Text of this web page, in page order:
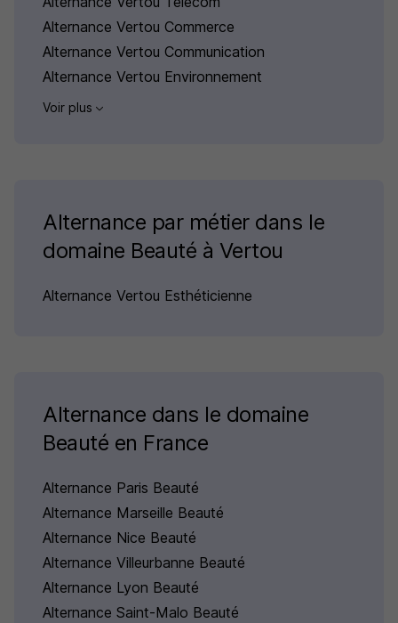
Alternance Vertou Commerce
Alternance Vertou Communication
Alternance Vertou Environnement
Voir plus
Alternance par métier dans le
domaine Beauté à Vertou
Alternance Vertou Esthéticienne
Alternance dans le domaine
Beauté en France
Alternance Paris Beauté
Alternance Marseille Beauté
Alternance Nice Beauté
Alternance Villeurbanne Beauté
Alternance Lyon Beauté
Alternance Saint-Malo Beauté